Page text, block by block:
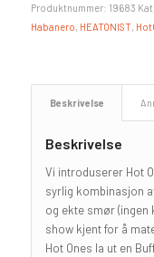
Produktnummer: 19683
Habanero, HEATONIST,
Beskrivelse
Beskrivelse
Vi introduserer Hot
syrlig kombinasjon
og ekte smør (ingen
show kjent for å
Hot Ones la ut en